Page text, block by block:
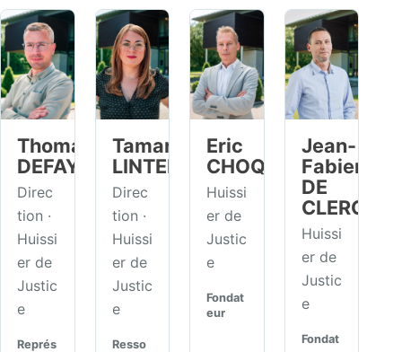
Thomas
DEFAYS
Direc
tion ·
Huissi
er de
Justic
e
Représ
Tamara
LINTERMANS
Direc
tion ·
Huissi
er de
Justic
e
Resso
Eric
CHOQUET
Huissi
er de
Justic
e
Fondat
eur
Jean-
Fabien
DE
CLERCQ
Huissi
er de
Justic
e
Fondat